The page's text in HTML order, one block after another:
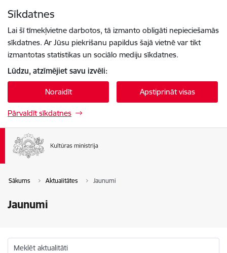
Sīkdatnes
Lai šī tīmekļvietne darbotos, tā izmanto obligāti nepieciešamās
sīkdatnes. Ar Jūsu piekrišanu papildus šajā vietnē var tikt
izmantotas statistikas un sociālo mediju sīkdatnes.
Lūdzu, atzīmējiet savu izvēli:
Noraidīt Apstiprināt visas
Pārvaldīt sīkdatnes
Sākums Aktualitātes Jaunumi
Jaunumi
Meklēt aktualitāti